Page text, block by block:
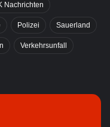
Nachrichten
Polizei Sauerland
Verkehrsunfall